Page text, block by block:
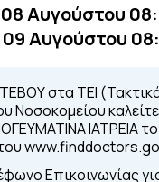
Αυγούστου
09 Αυγούστου
στα ΤΕΙ
Νοσοκομείου
ΙΑΤΡΕΙΑ
Επικοινωνίας